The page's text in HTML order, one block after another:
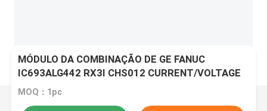
MÓDULO DA COMBINAÇÃO DE GE FANUC
IC693ALG442 RX3I CHS012 CURRENT/VOLTAGE
MOQ：1pc